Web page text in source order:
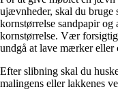
ujævnheder, skal du bruge
kornstørrelse sandpapir
kornstørrelse. Vær
undgå at lave mærker eller
Efter slibning skal du
malingens eller lakkenes